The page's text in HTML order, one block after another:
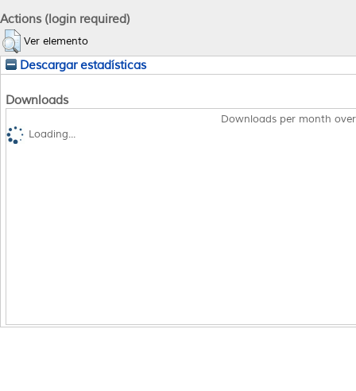
Actions (login required)
Ver elemento
Descargar estadísticas
Downloads
Downloads per month
Loading...